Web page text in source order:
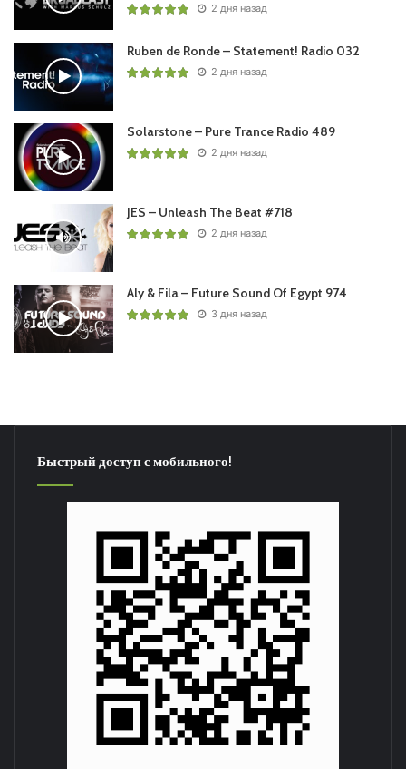
2 дня назад
Ruben de Ronde – Statement! Radio 032
2 дня назад
Solarstone – Pure Trance Radio 489
2 дня назад
JES – Unleash The Beat #718
2 дня назад
Aly & Fila – Future Sound Of Egypt 974
3 дня назад
Быстрый доступ с мобильного!